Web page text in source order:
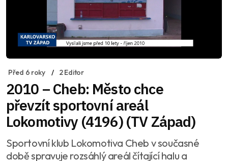
Před 6 roky 2 Editor
2010 – Cheb: Město chce
převzít sportovní areál
Lokomotivy (4196) (TV Západ)
Sportovní klub Lokomotiva Cheb v současné
době spravuje rozsáhlý areál čítající halu a